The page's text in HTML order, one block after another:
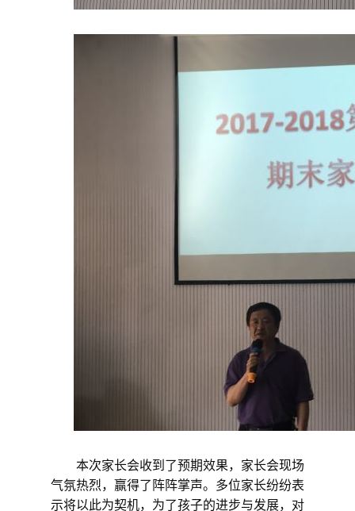
本次家长会收到了预期效果， 家长会现场
气氛热烈， 赢得了阵阵掌声。 多位家长纷纷表
示将以此为契机，为了孩子的进步与发展，对